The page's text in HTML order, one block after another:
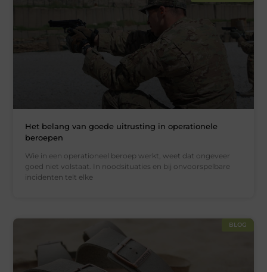
Het belang van goede uitrusting in operationele
beroepen
Wie in een operationeel beroep werkt, weet dat ongeveer
goed niet volstaat. In noodsituaties en bij onvoorspelbare
incidenten telt elke
BLOG